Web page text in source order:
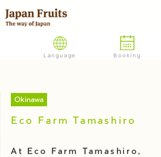
Language Booking
Okinawa
Eco Farm Tamashiro
At Eco Farm Tamashiro,